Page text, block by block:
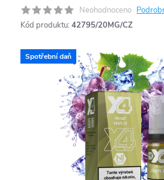
Neohodnoceno
Kód produktu: 42795/20MG/CZ
Spotřební daň